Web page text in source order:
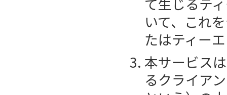
いて、これ
たはティー
本サービス
るクライア